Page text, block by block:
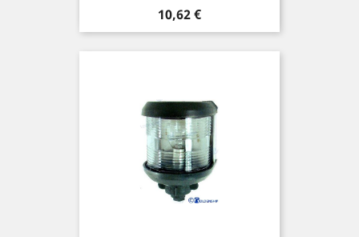
Prix
10,62 €